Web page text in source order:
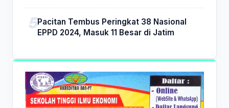
Pacitan Tembus Peringkat 38 Nasional
EPPD 2024, Masuk 11 Besar di Jatim